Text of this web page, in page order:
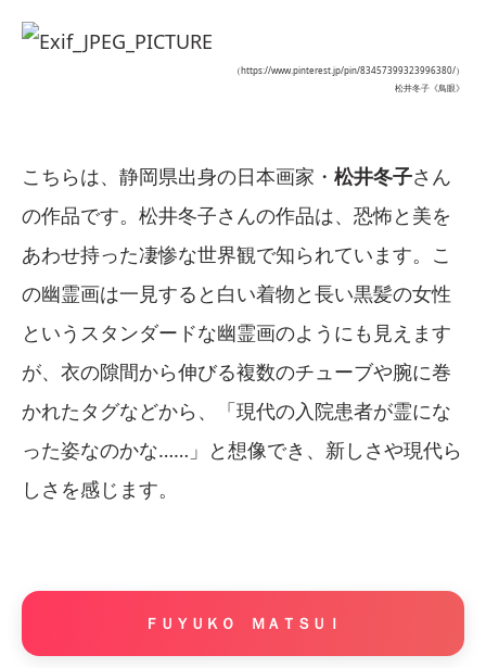
（https://www.pinterest.jp/pin/83457399323996380/）
松井冬子《鳥眼》
こちらは、静岡県出身の日本画家・ 松井冬子さん
の作品です。松井冬子さんの作品は、恐怖と美を
あわせ持った凄惨な世界観で知られています。こ
の幽霊画は一見すると白い着物と長い黒髪の女性
というスタンダードな幽霊画のようにも見えます
が、衣の隙間から伸びる複数のチューブや腕に巻
かれたタグなどから、「現代の入院患者が霊にな
った姿なのかな……」と想像でき、新しさや現代ら
しさを感じます。
ＦＵＹＵＫＯ ＭＡＴＳＵＩ